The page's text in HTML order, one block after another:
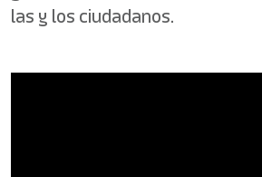
las y los ciudadanos.